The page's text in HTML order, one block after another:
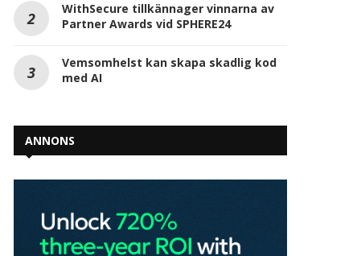
WithSecure tillkännager vinnarna av
Partner Awards vid SPHERE24
Vemsomhelst kan skapa skadlig kod
med AI
ANNONS